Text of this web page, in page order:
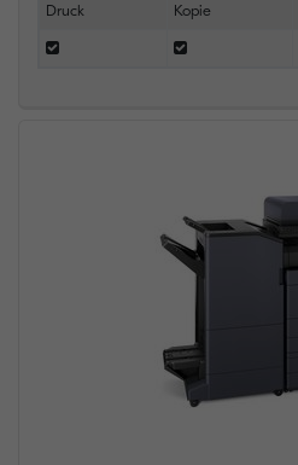
Druck Kopie